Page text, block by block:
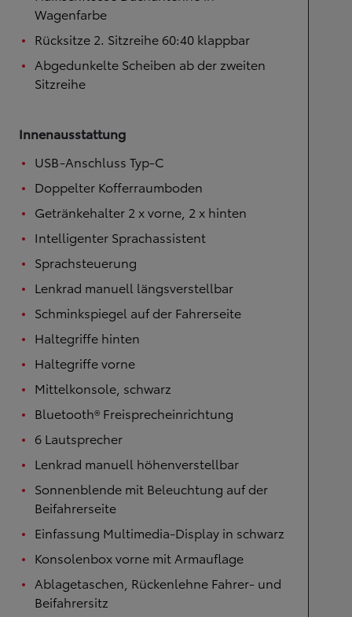
Wagenfarbe
Rücksitze 2. Sitzreihe 60:40 klappbar
Abgedunkelte Scheiben ab der zweiten
Sitzreihe
Innenausstattung
USB-Anschluss Typ-C
Doppelter Kofferraumboden
Getränkehalter 2 x vorne, 2 x hinten
Intelligenter Sprachassistent
Sprachsteuerung
Lenkrad manuell längsverstellbar
Schminkspiegel auf der Fahrerseite
Haltegriffe hinten
Haltegriffe vorne
Mittelkonsole, schwarz
Bluetooth® Freisprecheinrichtung
6 Lautsprecher
Lenkrad manuell höhenverstellbar
Sonnenblende mit Beleuchtung auf der
Beifahrerseite
Einfassung Multimedia-Display in schwarz
Konsolenbox vorne mit Armauflage
Ablagetaschen, Rückenlehne Fahrer- und
Beifahrersitz